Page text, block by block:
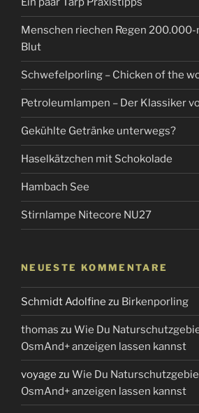
Menschen riechen Regen 200.000-
Blut
Schwefelporling – Chicken of the
Petroleumlampen – Der Klassiker
Gekühlte Getränke unterwegs?
Haselkätzchen mit Schokolade
Hambach See
Stirnlampe Nitecore NU27
NEUESTE KOMMENTARE
Schmidt Adolfine zu Birkenporling
thomas zu Wie Du
OsmAnd+ anzeigen lassen kannst
voyage zu Wie Du
OsmAnd+ anzeigen lassen kannst